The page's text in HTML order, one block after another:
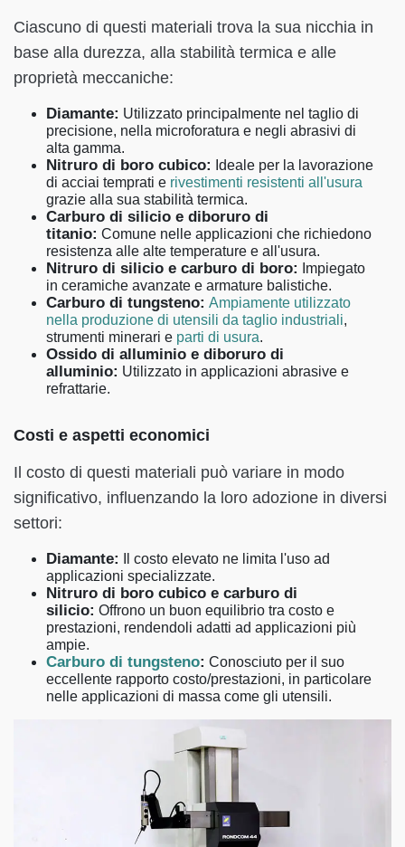
Ciascuno di questi materiali trova la sua nicchia in
base alla durezza, alla stabilità termica e alle
proprietà meccaniche:
Diamante: Utilizzato principalmente nel taglio di
precisione, nella microforatura e negli abrasivi di
alta gamma.
Nitruro di boro cubico: Ideale per la lavorazione
di acciai temprati e rivestimenti resistenti all'usura
grazie alla sua stabilità termica.
Carburo di silicio e diboruro di
titanio: Comune nelle applicazioni che richiedono
resistenza alle alte temperature e all'usura.
Nitruro di silicio e carburo di boro:
Impiegato
in ceramiche avanzate e armature balistiche.
Carburo di tungsteno: Ampiamente utilizzato
nella produzione di utensili da taglio industriali,
strumenti minerari e parti di usura.
Ossido di alluminio e diboruro di
alluminio: Utilizzato in applicazioni abrasive e
refrattarie.
Costi e aspetti economici
Il costo di questi materiali può variare in modo
significativo, influenzando la loro adozione in diversi
settori:
Diamante:
Il costo elevato ne limita l'uso ad
applicazioni specializzate.
Nitruro di boro cubico e carburo di
silicio: Offrono un buon equilibrio tra costo e
prestazioni, rendendoli adatti ad applicazioni più
ampie.
Carburo di tungsteno: Conosciuto per il suo
eccellente rapporto costo/prestazioni, in particolare
nelle applicazioni di massa come gli utensili.